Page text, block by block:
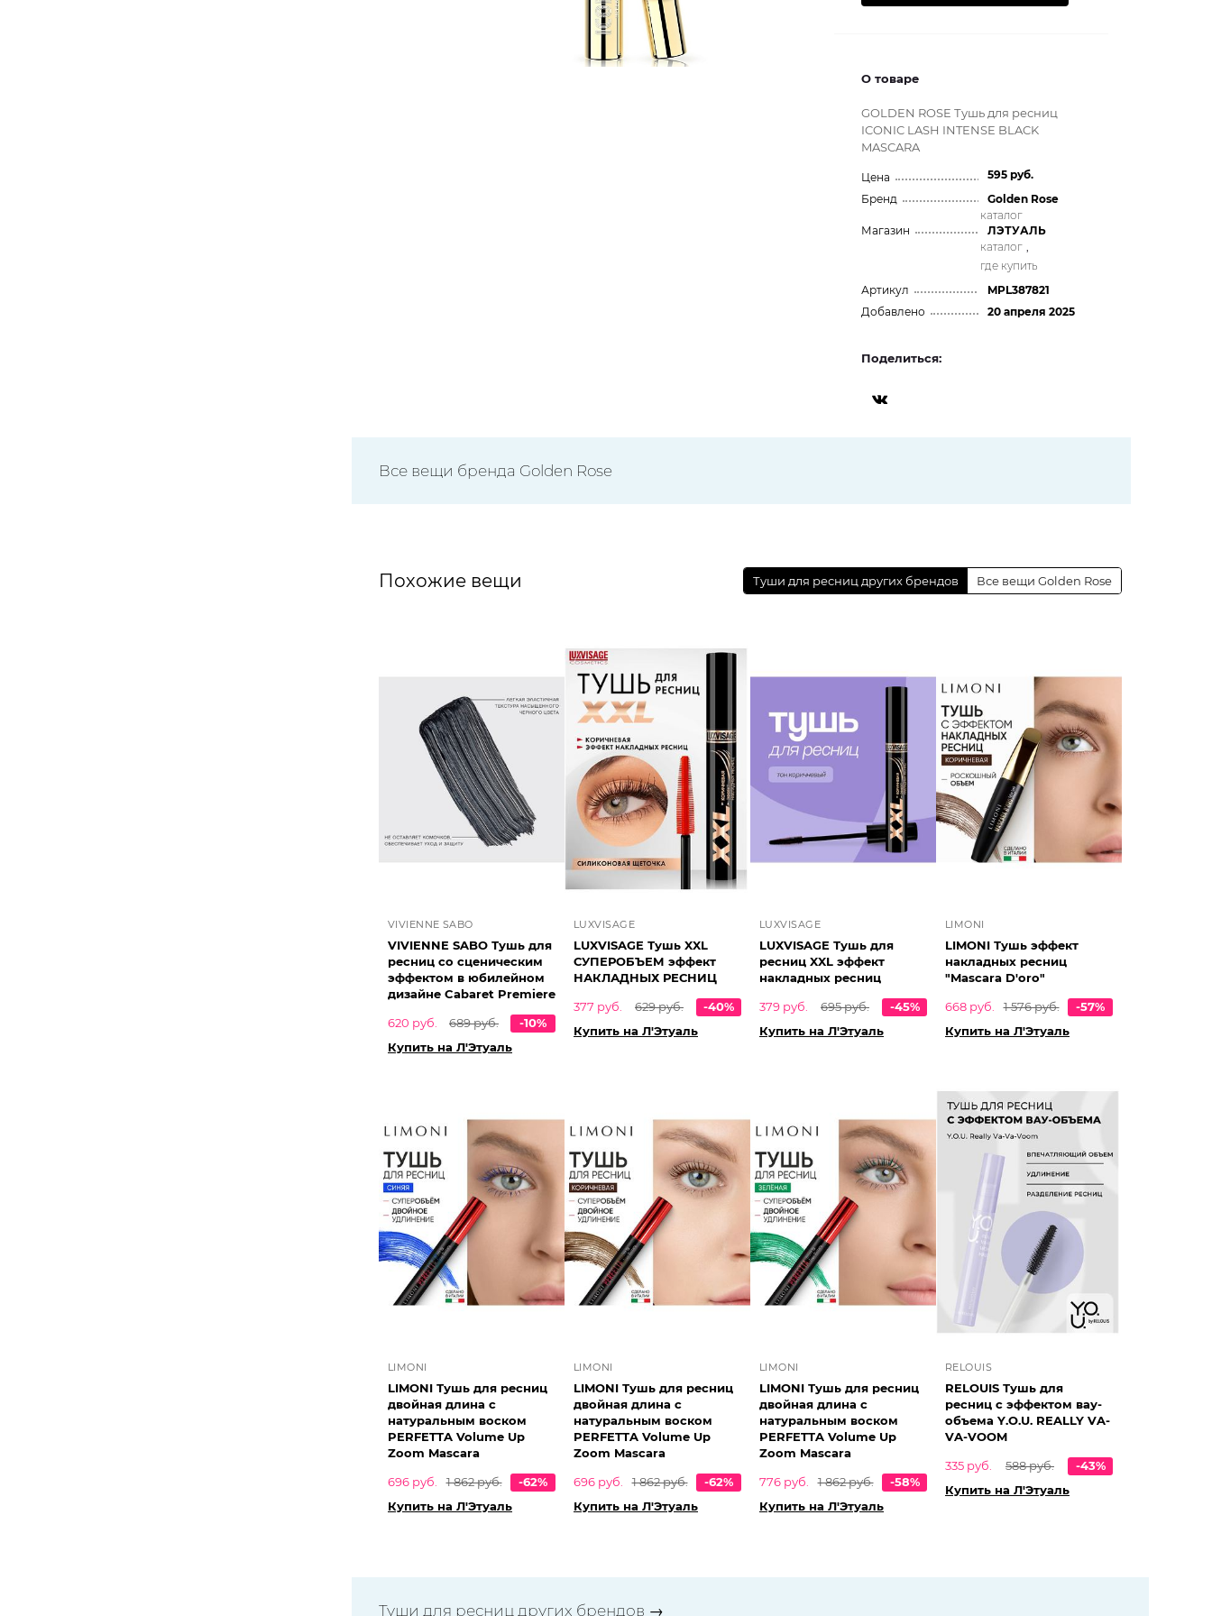
О товаре
GOLDEN ROSE Тушь для ресниц
ICONIC LASH INTENSE BLACK
MASCARA
Цена
595 руб.
Бренд
Golden Rose
каталог
Магазин
ЛЭТУАЛЬ
каталог ,
где купить
Артикул
MPL387821
Добавлено
20 апреля 2025
Поделиться:
Все вещи бренда Golden Rose
Похожие вещи Туши для ресниц других брендов Все вещи Golden Rose
VIVIENNE SABO
VIVIENNE SABO Тушь для
ресниц со сценическим
эффектом в юбилейном
дизайне Cabaret Premiere
620 руб.
689 руб.
-10%
Купить на Л'Этуаль
LUXVISAGE
LUXVISAGE Тушь XXL
СУПЕРОБЪЕМ эффект
НАКЛАДНЫХ РЕСНИЦ
377 руб.
629 руб.
-40%
Купить на Л'Этуаль
LUXVISAGE
LUXVISAGE Тушь для
ресниц XXL эффект
накладных ресниц
379 руб.
695 руб.
-45%
Купить на Л'Этуаль
LIMONI
LIMONI Тушь эффект
накладных ресниц
"Mascara D'oro"
668 руб.
1 576 руб.
-57%
Купить на Л'Этуаль
LIMONI
LIMONI Тушь для ресниц
двойная длина с
натуральным воском
PERFETTA Volume Up
Zoom Mascara
696 руб.
1 862 руб.
-62%
Купить на Л'Этуаль
LIMONI
LIMONI Тушь для ресниц
двойная длина с
натуральным воском
PERFETTA Volume Up
Zoom Mascara
696 руб.
1 862 руб.
-62%
Купить на Л'Этуаль
LIMONI
LIMONI Тушь для ресниц
двойная длина с
натуральным воском
PERFETTA Volume Up
Zoom Mascara
776 руб.
1 862 руб.
-58%
Купить на Л'Этуаль
RELOUIS
RELOUIS Тушь для
ресниц с эффектом вау-
объема Y.O.U. REALLY VA-
VA-VOOM
335 руб.
588 руб.
-43%
Купить на Л'Этуаль
Туши для ресниц других брендов →